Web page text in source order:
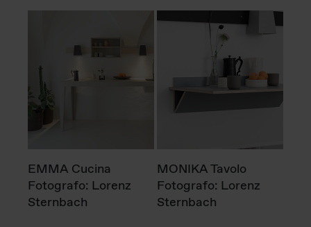
EMMA Cucina
Fotografo: Lorenz
Sternbach
MONIKA Tavolo
Fotografo: Lorenz
Sternbach